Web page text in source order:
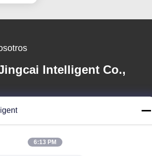
Intelligent Co.,
6:13 PM